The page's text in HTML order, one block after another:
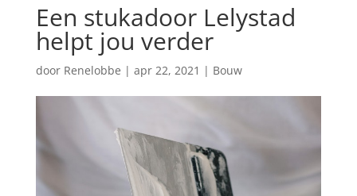
Een stukadoor Lelystad
helpt jou verder
door Renelobbe | apr 22, 2021 | Bouw